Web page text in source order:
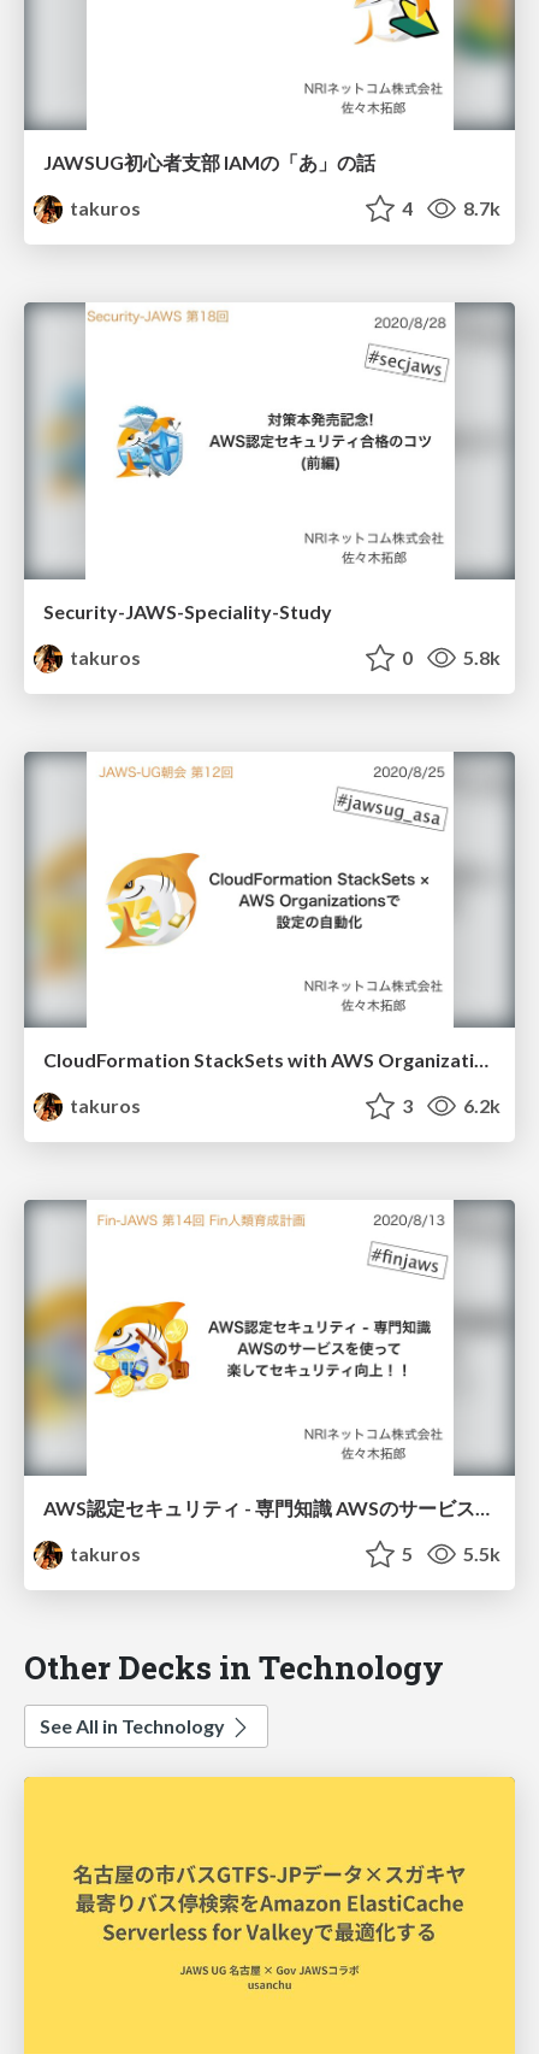
JAWSUG初心者支部 IAMの「あ」の話
takuros
4 8.7k
Security-JAWS-Speciality-Study
takuros
0 5.8k
CloudFormation StackSets with AWS Organizations
takuros
3 6.2k
AWS認定セキュリティ - 専門知識 AWSのサービスを使って楽してセキュリティ向上！！
takuros
5 5.5k
Other Decks in Technology
See All in Technology